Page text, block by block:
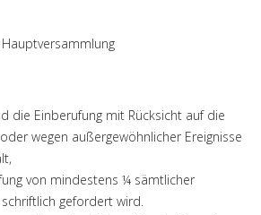
die Einberufung mit Rücksicht auf die
wegen außergewöhnlicher Ereignisse
von mindestens ¼ sämtlicher
gefordert wird.